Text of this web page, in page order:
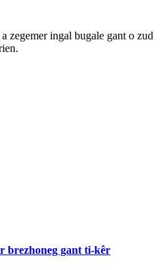
zegemer ingal bugale gant o zud
brezhoneg gant ti-kêr